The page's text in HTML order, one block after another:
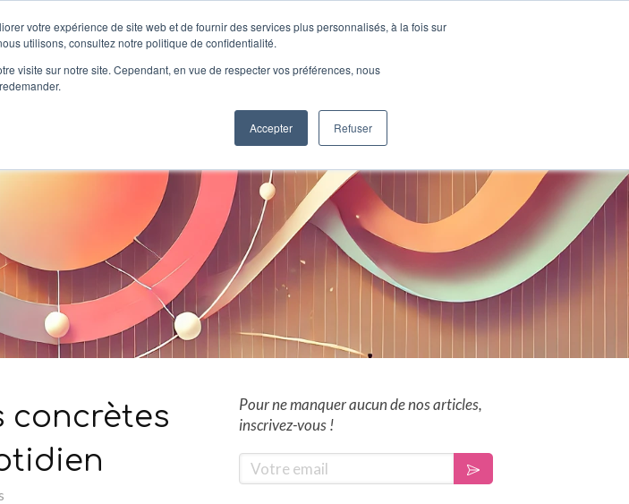
votre expérience de site web et de fournir des services plus personnalisés, à la fois sur
utilisons, consultez notre politique de confidentialité.
visite sur notre site. Cependant, en vue de respecter vos préférences, nous
Accepter Refuser
Séminaire Références clients
concrètes
Pour ne manquer aucun de nos articles,
inscrivez-vous !
Votre email